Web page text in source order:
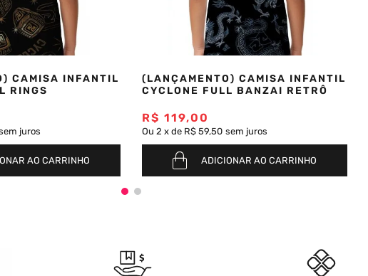
CAMISA INFANTIL
RINGS
juros
AO CARRINHO
(LANÇAMENTO) CAMISA INFANTIL
CYCLONE FULL BANZAI RETRÔ
R$ 119,00
Ou 2 x de R$ 59,50 sem juros
ADICIONAR AO CARRINHO